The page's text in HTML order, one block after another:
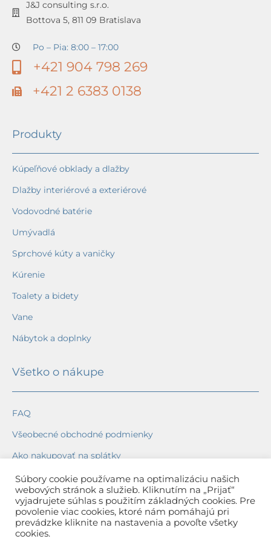
J&J consulting s.r.o.
Bottova 5, 811 09 Bratislava
Po – Pia: 8:00 – 17:00
+421 904 798 269
+421 2 6383 0138
Produkty
Kúpeľňové obklady a dlažby
Dlažby interiérové a exteriérové
Vodovodné batérie
Umývadlá
Sprchové kúty a vaničky
Kúrenie
Toalety a bidety
Vane
Nábytok a doplnky
Všetko o nákupe
FAQ
Všeobecné obchodné podmienky
Ako nakupovať na splátky
Ochrana osobných údajov
Reklamačný poriadok
Spôsob a cena dopravy
Súbory cookie používame na optimalizáciu našich
webových stránok a služieb. Kliknutím na „Prijať“
vyjadrujete súhlas s použitím základných cookies. Pre
povolenie viac cookies, ktoré nám pomáhajú pri
prevádzke kliknite na nastavenia a povoľte všetky
cookies.